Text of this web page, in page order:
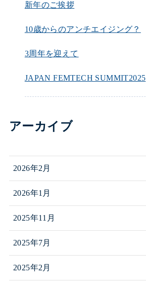
新年のご挨拶
10歳からのアンチエイジング？
3周年を迎えて
JAPAN FEMTECH SUMMIT2025
アーカイブ
2026年2月
2026年1月
2025年11月
2025年7月
2025年2月